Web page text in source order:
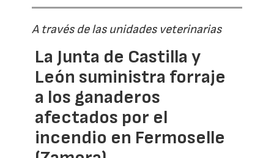
A través de las unidades veterinarias
La Junta de Castilla y
León suministra forraje
a los ganaderos
afectados por el
incendio en Fermoselle